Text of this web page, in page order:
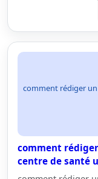
comment rédiger
comment
centre de santé